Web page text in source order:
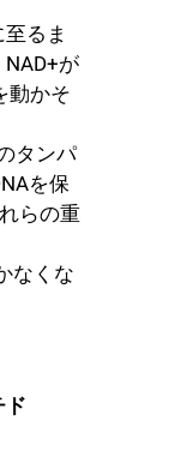
るま
が
動かそ
タンパ
を保
らの重
なくな
ド